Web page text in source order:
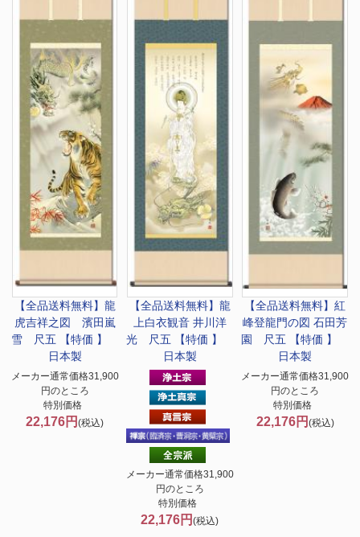
【全品送料無料】 龍
虎吉祥之図 濱田嵐
雪 尺五 【特価 】
日本製
メーカー通常価格31,900
円のところ
特別価格
22,176円(税込)
【全品送料無料】 龍
上白衣観音 井川洋
光 尺五 【特価 】
日本製
メーカー通常価格31,900
円のところ
特別価格
22,176円(税込)
【全品送料無料】紅
峰登龍門の図 石田芳
園 尺五 【特価 】
日本製
メーカー通常価格31,900
円のところ
特別価格
22,176円 (税込)